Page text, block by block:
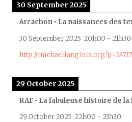
30 September 2025
Arcachon • La naissances des
30 September 2025 20h00 - 21h30
http://michaellanglois.org?p=24717
29 October 2025
RAF • La fabuleuse histoire de la
29 October 2025 22h00 - 23h30